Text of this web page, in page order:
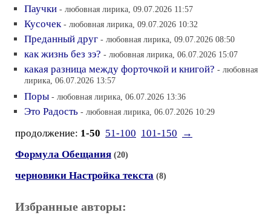
Паучки - любовная лирика, 09.07.2026 11:57
Кусочек - любовная лирика, 09.07.2026 10:32
Преданный друг - любовная лирика, 09.07.2026 08:50
как жизнь без зэ? - любовная лирика, 06.07.2026 15:07
какая разница между форточкой и книгой? - любовная
лирика, 06.07.2026 13:57
Поры - любовная лирика, 06.07.2026 13:36
Это Радость - любовная лирика, 06.07.2026 10:29
продолжение: 1-50 51-100 101-150
→
Формула Обещания (20)
черновики Настройка текста (8)
Избранные авторы: